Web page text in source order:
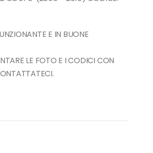
E IN BUONE
LE FOTO E I CODICI CON